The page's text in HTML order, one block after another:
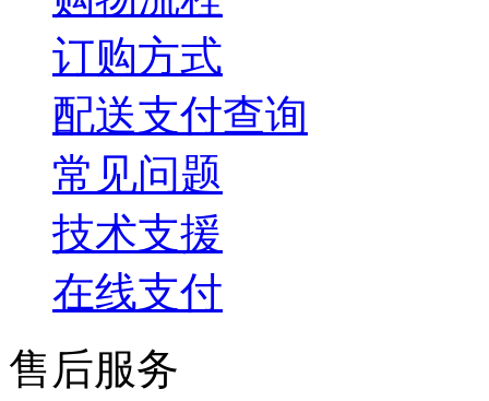
订购方式
配送支付查询
常见问题
技术支援
在线支付
售后服务